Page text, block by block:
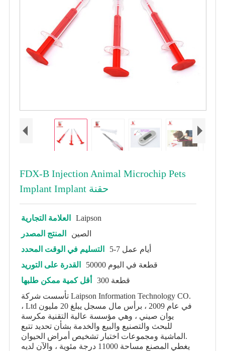
FDX-B Injection Animal Microchip Pets
Implant Implant حقنة
العلامة التجارية
Laipson
المنتج المصدر
الصين
التسليم في الوقت المحدد
5-7 أيام عمل
القدرة على التوريد
50000 قطعة في اليوم
أقل كمية ممكن طلبها
300 قطعة
تأسست شركة Laipson Information Technology CO.
، Ltd في عام 2009 ، برأس مال مسجل يبلغ 20 مليون
يوان صيني ، وهي مؤسسة عالية التقنية مكرسة
للبحث والتصنيع والبيع والخدمة بشأن تحديد تتبع
الماشية ومجموعات اختبار تشخيص أمراض الحيوان.
يغطي المصنع مساحة 11000 درجة مئوية ، والآن لديه